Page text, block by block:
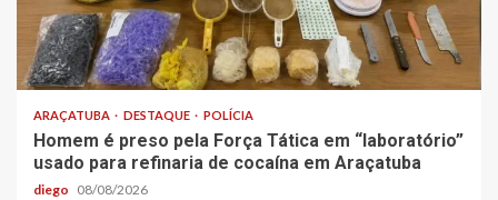
ARAÇATUBA DESTAQUE POLÍCIA
Homem é preso pela Força Tática em “laboratório”
usado para refinaria de cocaína em Araçatuba
diego 08/08/2026